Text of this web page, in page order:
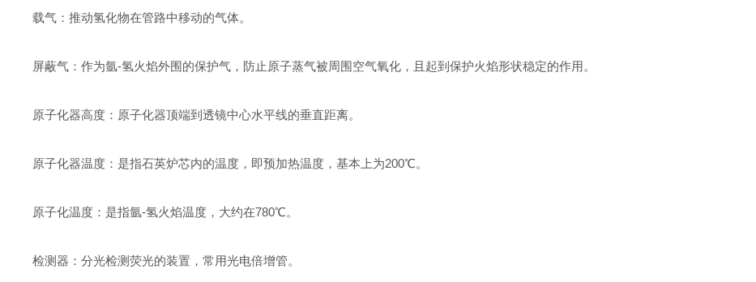
载气：推动氢化物在管路中移动的气体。
屏蔽气：作为氩-氢火焰外围的保护气，防止原子蒸气被周围空气氧化，且起到保护火焰形状稳定的作用。
原子化器高度：原子化器顶端到透镜中心水平线的垂直距离。
原子化器温度：是指石英炉芯内的温度，即预加热温度，基本上为200℃。
原子化温度：是指氩-氢火焰温度，大约在780℃。
检测器：分光检测荧光的装置，常用光电倍增管。